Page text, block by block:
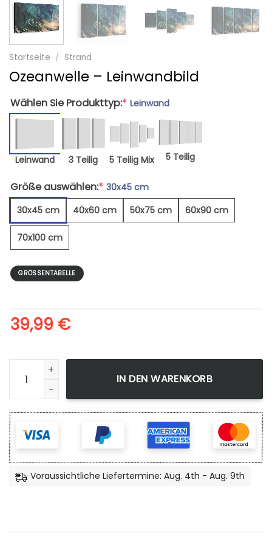
Startseite / Strand
Ozeanwelle – Leinwandbild
Wählen Sie Produkttyp:* Leinwand
Leinwand 3 Teilig 5 Teilig Mix 5 Teilig
Größe auswählen:* 30x45 cm
30x45 cm
40x60 cm 50x75 cm 60x90 cm
70x100 cm
GRÖSSENTABELLE
39,99 €
Ozeanwelle - Leinwandbild Menge
IN DEN WARENKORB
Voraussichtliche Liefertermine: Aug. 4th - Aug. 9th